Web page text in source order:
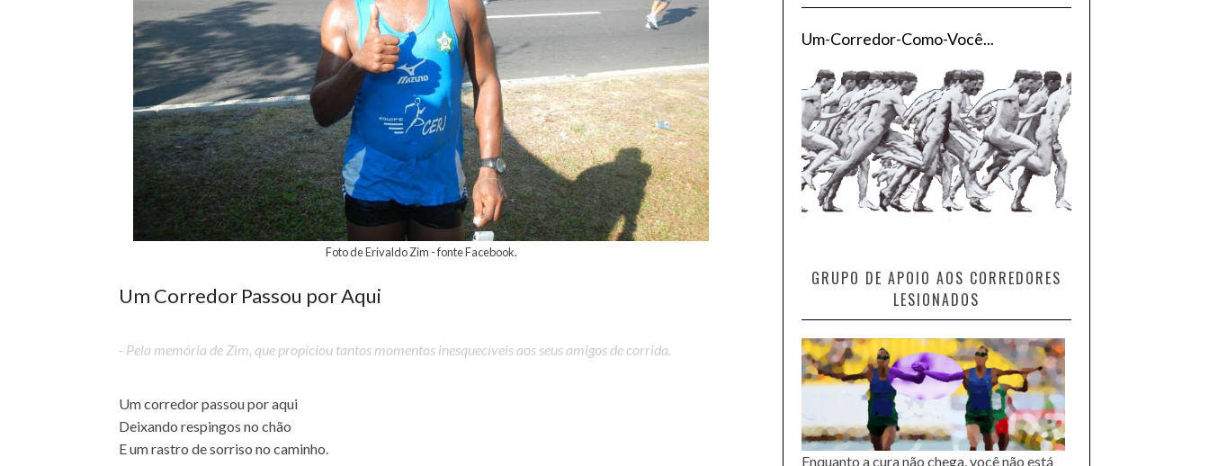
Foto de Erivaldo Zim - fonte Facebook.
Um Corredor Passou por Aqui
- Pela memória de Zim, que propiciou tantos momentos inesquecíveis aos seus amigos de corrida.
Um corredor passou por aqui
Deixando respingos no chão
E um rastro de sorriso no caminho.
Um-Corredor-Como-Você...
GRUPO DE APOIO AOS CORREDORES
LESIONADOS
Enquanto a cura não chega, você não está